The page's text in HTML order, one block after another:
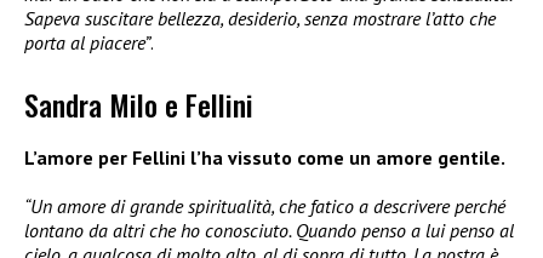
Sapeva suscitare bellezza, desiderio, senza mostrare l’atto che
porta al piacere”.
Sandra Milo e Fellini
L’amore per Fellini l’ha vissuto come un amore gentile.
“Un amore di grande spiritualità, che fatico a descrivere perché
lontano da altri che ho conosciuto. Quando penso a lui penso al